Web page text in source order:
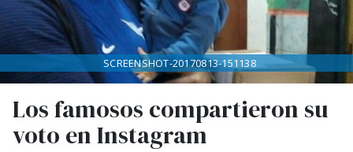
Los famosos compartieron su
voto en Instagram
SCREENSHOT-20170813-151138